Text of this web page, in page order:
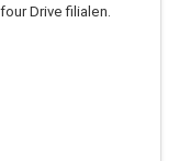
Drive filialen.